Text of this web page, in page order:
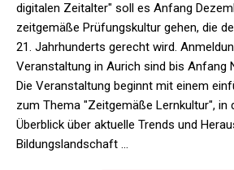
digitalen Zeitalter" soll es Anfang
zeitgemäße Prüfungskultur gehen, die
21. Jahrhunderts gerecht wird.
Veranstaltung in Aurich sind bis Anfang
Die Veranstaltung beginnt mit einem
zum Thema "Zeitgemäße Lernkultur", in
Überblick über aktuelle Trends und
Bildungslandschaft …